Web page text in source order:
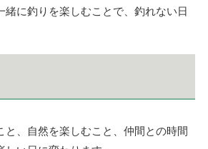
に釣りを楽しむことで、釣れない日
、自然を楽しむこと、仲間との時間